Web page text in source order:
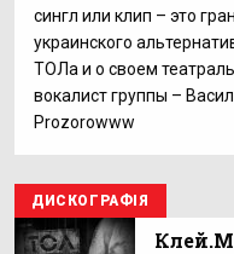
сингл или клип – это
украинского
ТОЛа и о своем
вокалист группы –
Prozorowww
ДИСКОГРАФІЯ